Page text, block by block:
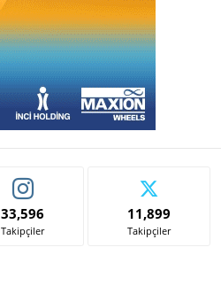
33,596
Takipçiler
11,899
Takipçiler